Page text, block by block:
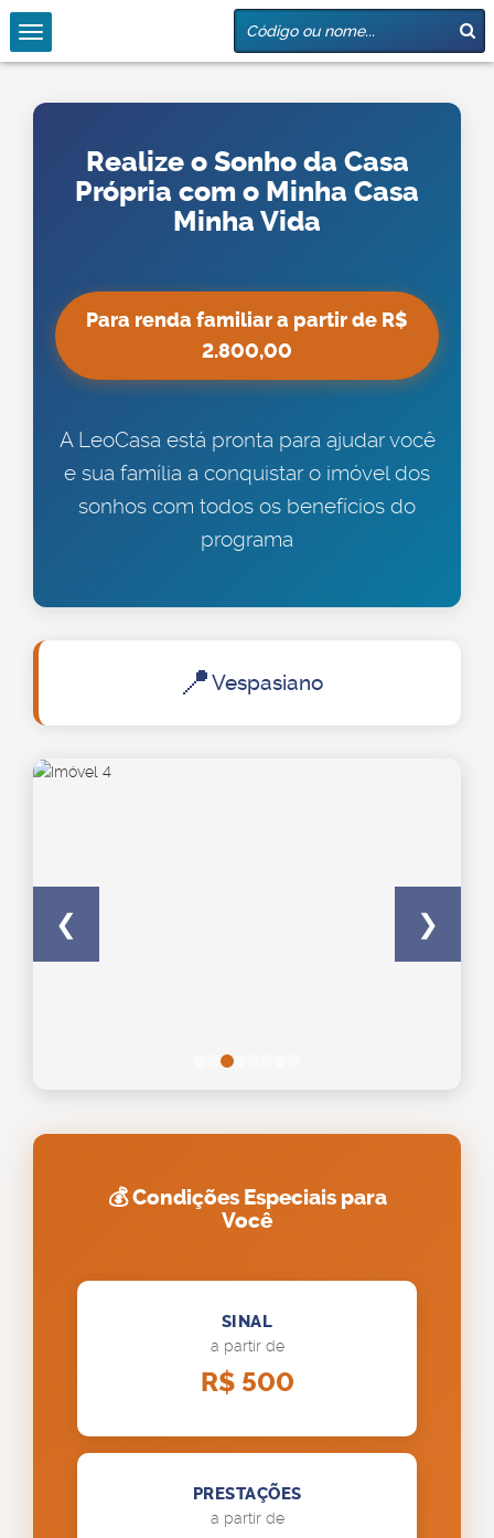
Realize o Sonho da Casa
Própria com o Minha Casa
Minha Vida
Para renda familiar a partir de R$
2.800,00
A LeoCasa está pronta para ajudar você
e sua família a conquistar o imóvel dos
sonhos com todos os benefícios do
programa
📍Vespasiano
❮ ❯
💰 Condições Especiais para
Você
SINAL
a partir de
R$ 500
PRESTAÇÕES
a partir de